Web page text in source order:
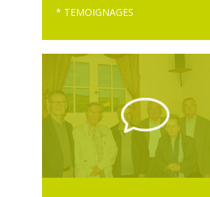
* TEMOIGNAGES